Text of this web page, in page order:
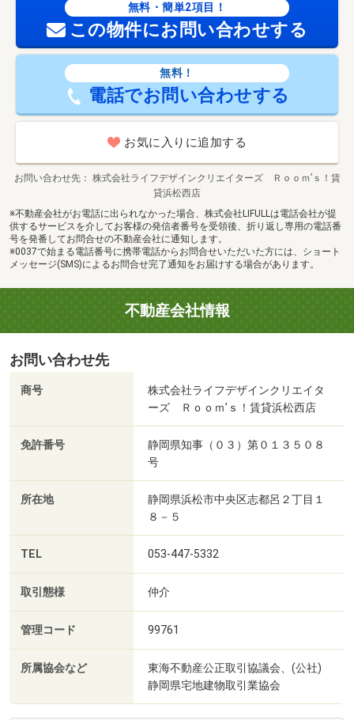
無料・簡単2項目！
この物件にお問い合わせする
無料！
電話でお問い合わせする
お気に入りに追加する
お問い合わせ先
株式会社ライフデザインクリエイターズ Ｒｏｏｍ’ｓ！賃
貸浜松西店
※不動産会社がお電話に出られなかった場合、株式会社LIFULLは電話会社が提
供するサービスを介してお客様の発信者番号を受領後、折り返し専用の電話番
号を発番してお問合せの不動産会社に通知します。
※0037で始まる電話番号に携帯電話からお問合せいただいた方には、ショート
メッセージ(SMS)によるお問合せ完了通知をお届けする場合があります。
不動産会社情報
お問い合わせ先
商号
株式会社ライフデザインクリエイタ
ーズ Ｒｏｏｍ’ｓ！賃貸浜松西店
免許番号
静岡県知事（０３）第０１３５０８
号
所在地
静岡県浜松市中央区志都呂２丁目１
８－５
TEL 053-447-5332
取引態様 仲介
管理コード 99761
所属協会など
東海不動産公正取引協議会、(公社)
静岡県宅地建物取引業協会